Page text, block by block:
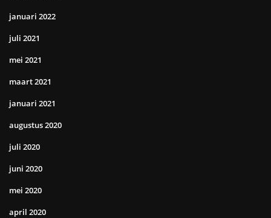
januari 2022
juli 2021
mei 2021
maart 2021
januari 2021
augustus 2020
juli 2020
juni 2020
mei 2020
april 2020